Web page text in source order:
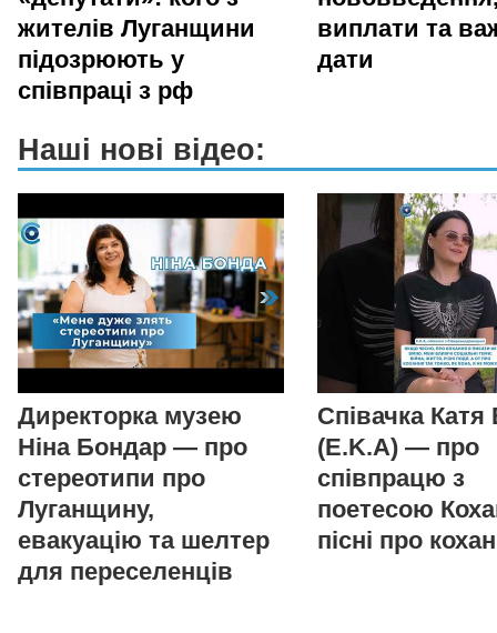
жителів Луганщини
підозрюють у
співпраці з рф
виплати та
дати
Наші нові відео:
Директорка музею
Ніна Бондар — про
стереотипи про
Луганщину,
евакуацію та шелтер
для переселенців
Співачка Катя
(E.K.A) — про
співпрацю з
поетесою
пісні про